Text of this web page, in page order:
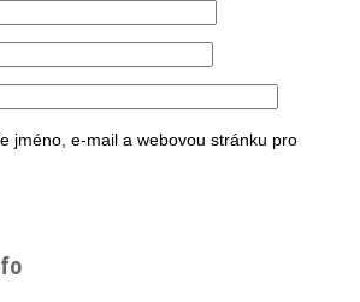
jméno, e-mail a webovou stránku pro